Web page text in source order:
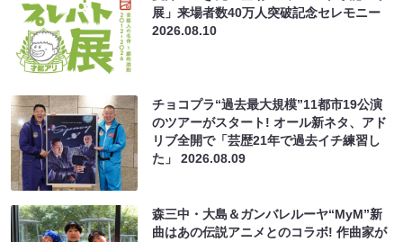
展」来場者数40万人突破記念セレモニー
2026.08.10
チョコプラ“過去最大規模”11都市19公演
のツアーがスタート! オール新ネタ、アド
リブ全開で「芸歴21年で過去イチ練習し
た」2026.08.09
森三中・大島＆ガンバレルーヤ“MyM”新
曲はあの伝説アニメとのコラボ! 作曲家が